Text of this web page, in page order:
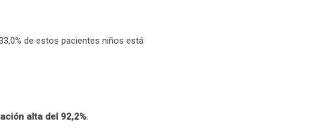
de estos pacientes niños está
alta del 92,2%.